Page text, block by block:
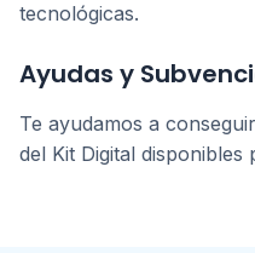
tecnológicas.
Ayudas y
Te ayudamos a
del Kit Digital disponibles